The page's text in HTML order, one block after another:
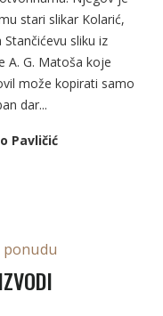
stari slikar Kolarić,
sliku iz
A. G. Matoša koje
može kopirati samo
dar...
Pavličić